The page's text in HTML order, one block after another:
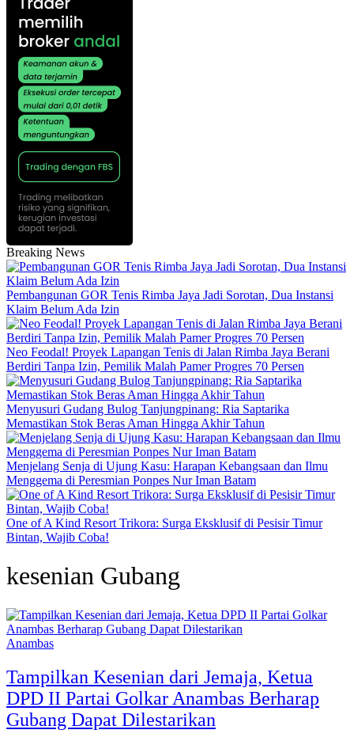
Breaking News
Pembangunan GOR Tenis Rimba Jaya Jadi Sorotan, Dua Instansi
Klaim Belum Ada Izin
Neo Feodal! Proyek Lapangan Tenis di Jalan Rimba Jaya Berani
Berdiri Tanpa Izin, Pemilik Malah Pamer Progres 70 Persen
Menyusuri Gudang Bulog Tanjungpinang: Ria Saptarika
Memastikan Stok Beras Aman Hingga Akhir Tahun
Menjelang Senja di Ujung Kasu: Harapan Kebangsaan dan Ilmu
Menggema di Peresmian Ponpes Nur Iman Batam
One of A Kind Resort Trikora: Surga Eksklusif di Pesisir Timur
Bintan, Wajib Coba!
kesenian Gubang
Anambas
Tampilkan Kesenian dari Jemaja, Ketua
DPD II Partai Golkar Anambas Berharap
Gubang Dapat Dilestarikan